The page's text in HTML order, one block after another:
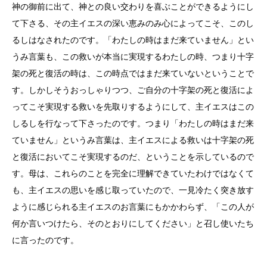
神の御前に出て、神との良い交わりを喜ぶことができるようにし
て下さる、その主イエスの深い恵みのみ心によってこそ、このし
るしはなされたのです。「わたしの時はまだ来ていません」とい
うみ言葉も、この救いが本当に実現するわたしの時、つまり十字
架の死と復活の時は、この時点ではまだ来ていないということで
す。しかしそうおっしゃりつつ、ご自分の十字架の死と復活によ
ってこそ実現する救いを先取りするようにして、主イエスはこの
しるしを行なって下さったのです。つまり「わたしの時はまだ来
ていません」というみ言葉は、主イエスによる救いは十字架の死
と復活においてこそ実現するのだ、ということを示しているので
す。母は、これらのことを完全に理解できていたわけではなくて
も、主イエスの思いを感じ取っていたので、一見冷たく突き放す
ように感じられる主イエスのお言葉にもかかわらず、「この人が
何か言いつけたら、そのとおりにしてください」と召し使いたち
に言ったのです。